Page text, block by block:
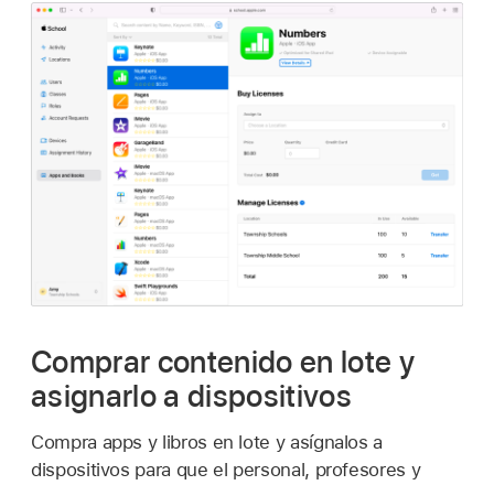
Comprar contenido en lote y
asignarlo a dispositivos
Compra apps y libros en lote y asígnalos a
dispositivos para que el personal, profesores y